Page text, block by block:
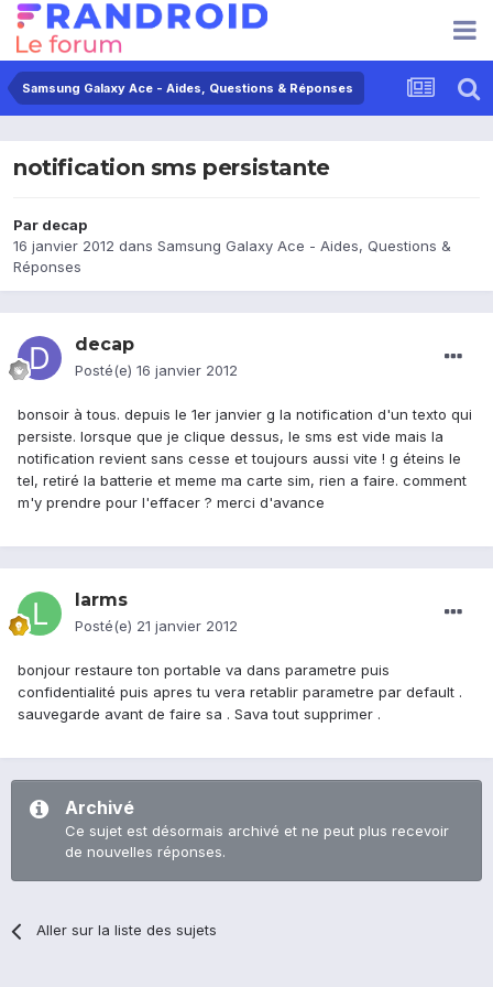
Samsung Galaxy Ace - Aides, Questions & Réponses
notification sms persistante
Par decap
16 janvier 2012 dans Samsung Galaxy Ace - Aides, Questions &
Réponses
decap
Posté(e) 16 janvier 2012
bonsoir à tous. depuis le 1er janvier g la notification d'un texto qui
persiste. lorsque que je clique dessus, le sms est vide mais la
notification revient sans cesse et toujours aussi vite ! g éteins le
tel, retiré la batterie et meme ma carte sim, rien a faire. comment
m'y prendre pour l'effacer ? merci d'avance
larms
Posté(e) 21 janvier 2012
bonjour restaure ton portable va dans parametre puis
confidentialité puis apres tu vera retablir parametre par default .
sauvegarde avant de faire sa . Sava tout supprimer .
Archivé
Ce sujet est désormais archivé et ne peut plus recevoir
de nouvelles réponses.
Aller sur la liste des sujets